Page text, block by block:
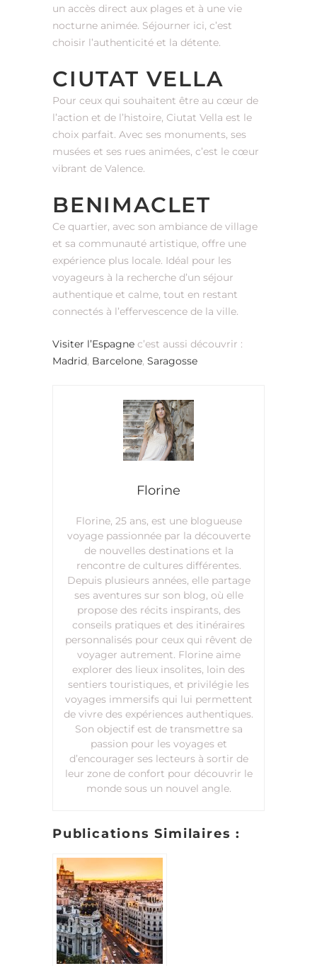
un accès direct aux plages et à une vie
nocturne animée. Séjourner ici, c’est
choisir l’authenticité et la détente.
CIUTAT VELLA
Pour ceux qui souhaitent être au cœur de
l’action et de l’histoire, Ciutat Vella est le
choix parfait. Avec ses monuments, ses
musées et ses rues animées, c’est le cœur
vibrant de Valence.
BENIMACLET
Ce quartier, avec son ambiance de village
et sa communauté artistique, offre une
expérience plus locale. Idéal pour les
voyageurs à la recherche d’un séjour
authentique et calme, tout en restant
connectés à l’effervescence de la ville.
Visiter l’Espagne c’est aussi découvrir :
Madrid, Barcelone, Saragosse
Florine
Florine, 25 ans, est une blogueuse
voyage passionnée par la découverte
de nouvelles destinations et la
rencontre de cultures différentes.
Depuis plusieurs années, elle partage
ses aventures sur son blog, où elle
propose des récits inspirants, des
conseils pratiques et des itinéraires
personnalisés pour ceux qui rêvent de
voyager autrement. Florine aime
explorer des lieux insolites, loin des
sentiers touristiques, et privilégie les
voyages immersifs qui lui permettent
de vivre des expériences authentiques.
Son objectif est de transmettre sa
passion pour les voyages et
d’encourager ses lecteurs à sortir de
leur zone de confort pour découvrir le
monde sous un nouvel angle.
Publications Similaires :